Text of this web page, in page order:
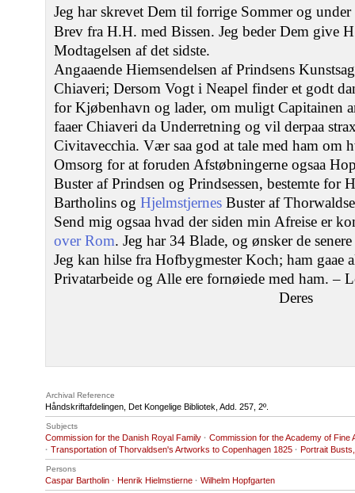
Jeg har skrevet Dem til forrige Sommer og
Brev fra H.H. med Bissen. Jeg beder Dem give
Modtagelsen af det sidste.
Angaaende Hiemsendelsen af Prindsens
Chiaveri; Dersom Vogt i Neapel finder et godt
for Kjøbenhavn og lader, om muligt Capitainen
faaer Chiaveri da Underretning og vil derpaa
Civitavecchia. Vær saa god at tale med ham om
Omsorg for at foruden Afstøbningerne ogsaa
Buster af Prindsen og Prindsessen, bestemte for
Bartholins og Hjelmstjernes Buster af
Send mig ogsaa hvad der siden min Afreise er
over Rom. Jeg har 34 Blade, og ønsker de
Jeg kan hilse fra Hofbygmester Koch; ham gaae
Privatarbeide og Alle ere fornøiede med ham. –
Deres
Archival Reference
Håndskriftafdelingen, Det Kongelige Bibliotek, Add. 257, 2º.
Subjects
Commission for the Danish Royal Family · Commission for the Academy of Fine
· Transportation of Thorvaldsen's Artworks to Copenhagen 1825 · Portrait
Persons
Caspar Bartholin · Henrik Hielmstierne · Wilhelm Hopfgarten